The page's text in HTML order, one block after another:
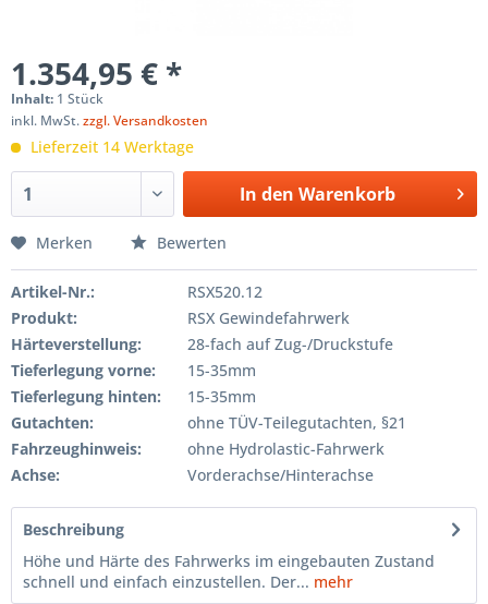
1.354,95 € *
Inhalt: 1 Stück
inkl. MwSt.zzgl. Versandkosten
Lieferzeit 14 Werktage
In den Warenkorb
Merken Bewerten
Artikel-Nr.:
RSX520.12
Produkt:
RSX Gewindefahrwerk
Härteverstellung:
28-fach auf Zug-/Druckstufe
Tieferlegung vorne:
15-35mm
Tieferlegung hinten:
15-35mm
Gutachten:
ohne TÜV-Teilegutachten, §21
Fahrzeughinweis:
ohne Hydrolastic-Fahrwerk
Achse:
Vorderachse/Hinterachse
Beschreibung
Höhe und Härte des Fahrwerks im eingebauten Zustand
schnell und einfach einzustellen. Der... mehr